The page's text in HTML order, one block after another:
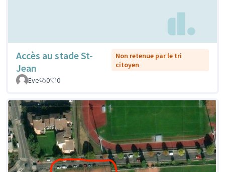
Accès au stade St-
Jean
Non retenue par le tri
citoyen
Eve
0 0